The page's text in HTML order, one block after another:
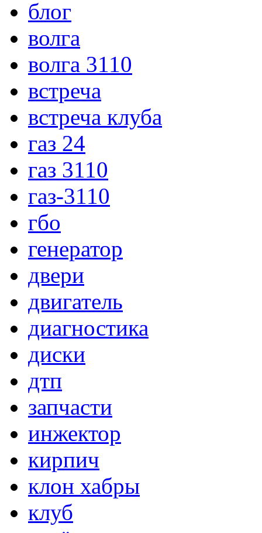
блог
волга
волга 3110
встреча
встреча клуба
газ 24
газ 3110
газ-3110
гбо
генератор
двери
двигатель
диагностика
диски
дтп
запчасти
инжектор
кирпич
клон хабры
клуб